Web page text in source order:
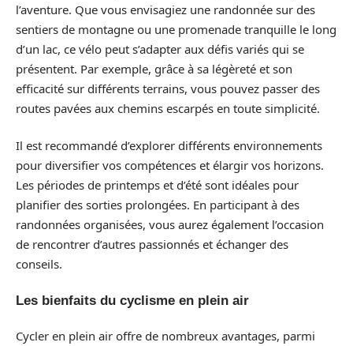
l’aventure. Que vous envisagiez une randonnée sur des
sentiers de montagne ou une promenade tranquille le long
d’un lac, ce vélo peut s’adapter aux défis variés qui se
présentent. Par exemple, grâce à sa légèreté et son
efficacité sur différents terrains, vous pouvez passer des
routes pavées aux chemins escarpés en toute simplicité.
Il est recommandé d’explorer différents environnements
pour diversifier vos compétences et élargir vos horizons.
Les périodes de printemps et d’été sont idéales pour
planifier des sorties prolongées. En participant à des
randonnées organisées, vous aurez également l’occasion
de rencontrer d’autres passionnés et échanger des
conseils.
Les bienfaits du cyclisme en plein air
Cycler en plein air offre de nombreux avantages, parmi